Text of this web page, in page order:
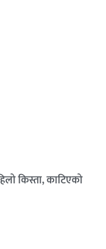
किस्ता, काटिएको